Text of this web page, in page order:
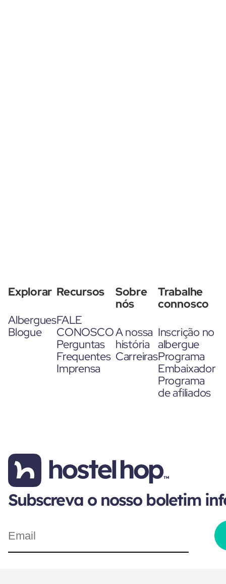
Explorar
Albergues
Blogue
Recursos
FALE
CONOSCO
Perguntas
Frequentes
Imprensa
Sobre
nós
A nossa
história
Carreiras
Trabalhe
connosco
Inscrição no
albergue
Programa
Embaixador
Programa
de afiliados
Subscreva o nosso boletim